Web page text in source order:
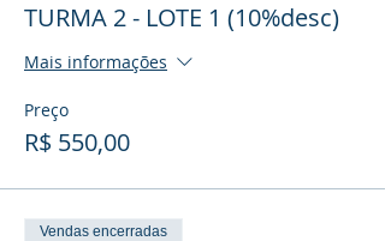
TURMA 2 - LOTE 1 (10%desc)
Mais informações
Preço
R$ 550,00
Vendas encerradas